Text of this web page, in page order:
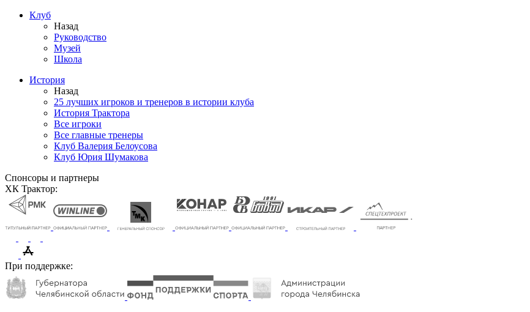
Клуб
Назад
Руководство
Музей
Школа
История
Назад
25 лучших игроков и тренеров в истории клуба
История Трактора
Все игроки
Все главные тренеры
Клуб Валерия Белоусова
Клуб Юрия Шумакова
Спонсоры и партнеры
ХК Трактор:
При поддержке: